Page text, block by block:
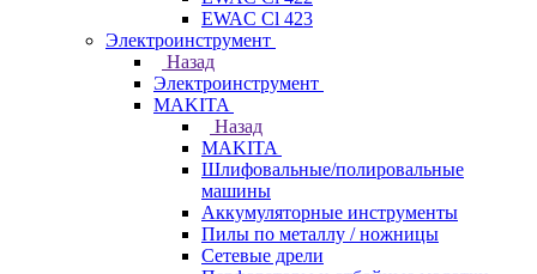
EWAC Cl 423
Электроинструмент
Назад
Электроинструмент
МAKITA
Назад
МAKITA
Шлифовальные/полировальные
машины
Аккумуляторные инструменты
Пилы по металлу / ножницы
Сетевые дрели